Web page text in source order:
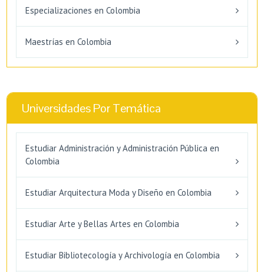
Especializaciones en Colombia
Maestrías en Colombia
Universidades Por Temática
Estudiar Administración y Administración Pública en
Colombia
Estudiar Arquitectura Moda y Diseño en Colombia
Estudiar Arte y Bellas Artes en Colombia
Estudiar Bibliotecología y Archivología en Colombia